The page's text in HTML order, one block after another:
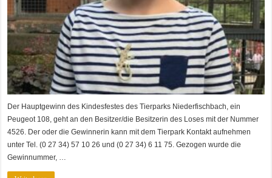
Der Hauptgewinn des Kindesfestes des Tierparks Niederfischbach, ein
Peugeot 108, geht an den Besitzer/die Besitzerin des Loses mit der Nummer
4526. Der oder die Gewinnerin kann mit dem Tierpark Kontakt aufnehmen
unter Tel. (0 27 34) 57 10 26 und (0 27 34) 6 11 75. Gezogen wurde die
Gewinnummer, …